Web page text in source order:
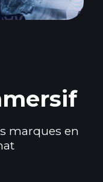
marques en